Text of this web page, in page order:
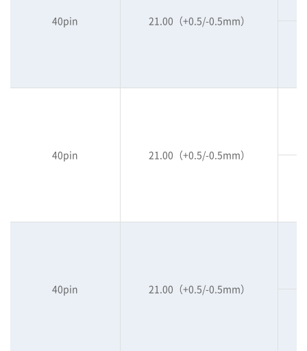
40pin 21.00（+0.5/-0.5mm）
40pin 21.00（+0.5/-0.5mm）
40pin 21.00（+0.5/-0.5mm）